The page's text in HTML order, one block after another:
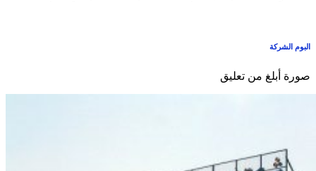
البوم الشركة
صورة أبلغ من تعليق